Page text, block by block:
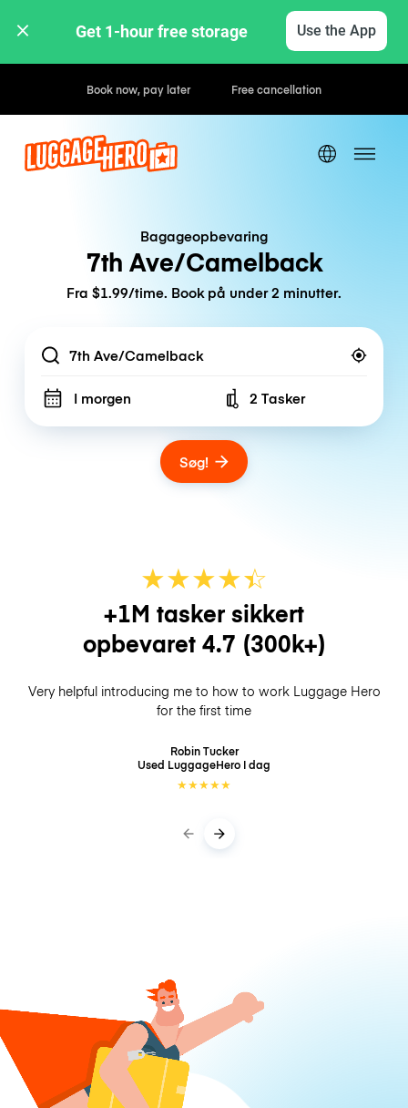
Get 1-hour free storage Use the App
Hourly / Daily Rates
Bagageopbevaring
7th Ave/Camelback
Fra $1.99/time. Book på under 2 minutter.
Location
I morgen Number of bags
2 Tasker
Søg!
★★★★☆
★
+1M tasker sikkert
opbevaret 4.7 (300k+)
Very helpful introducing me to how to work Luggage Hero
for the first time
Robin Tucker
Used LuggageHero I dag
★★★★★